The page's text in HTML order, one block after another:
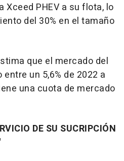
Xceed PHEV a su flota, lo
del 30% en el tamaño
que el mercado del
un 5,6% de 2022 a
una cuota de mercado
DE SU SUCRIPCIÓN